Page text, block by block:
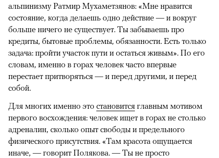
альпинизму Ратмир Мухаметзянов: «Мне нравится
состояние, когда делаешь одно действие — и вокруг
больше ничего не существует. Ты забываешь про
кредиты, бытовые проблемы, обязанности. Есть только
задача: пройти участок пути и остаться живым». По его
словам, именно в горах человек часто впервые
перестает притворяться — и перед другими, и перед
собой.
Для многих именно это становится главным мотивом
первого восхождения: человек ищет в горах не столько
адреналин, сколько опыт свободы и предельного
физического присутствия. «Там красота ощущается
иначе, — говорит Полякова. — Ты не просто